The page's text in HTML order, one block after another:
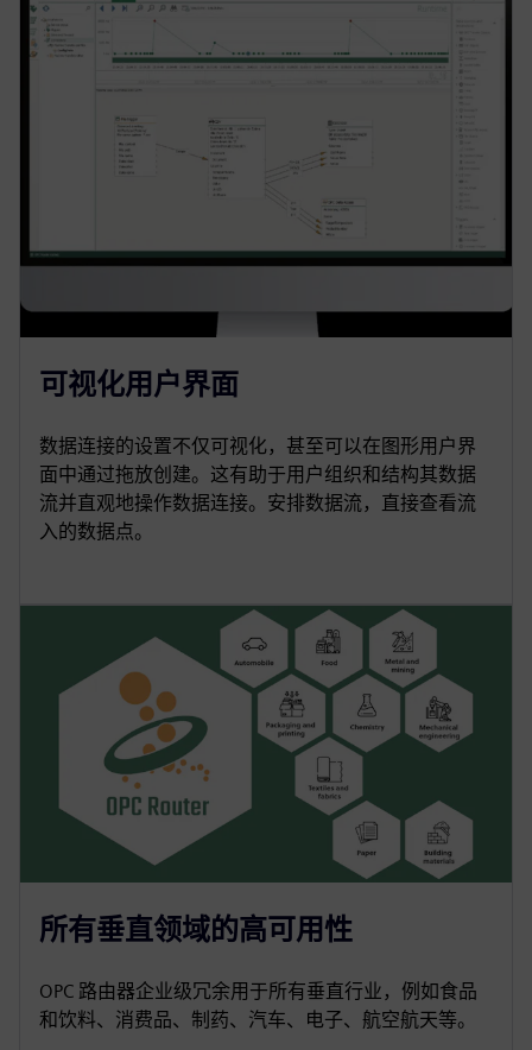
可视化用户界面
数据连接的设置不仅可视化，甚至可以在图形用户界
面中通过拖放创建。这有助于用户组织和结构其数据
流并直观地操作数据连接。安排数据流，直接查看流
入的数据点。
所有垂直领域的高可用性
OPC 路由器企业级冗余用于所有垂直行业，例如食品
和饮料、消费品、制药、汽车、电子、航空航天等。